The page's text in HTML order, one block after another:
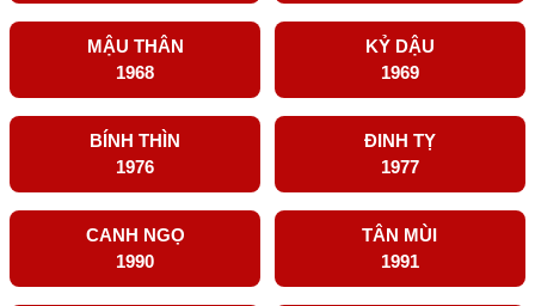
MẬU THÂN
1968
KỶ DẬU
1969
BÍNH THÌN
1976
ĐINH TỴ
1977
CANH NGỌ
1990
TÂN MÙI
1991